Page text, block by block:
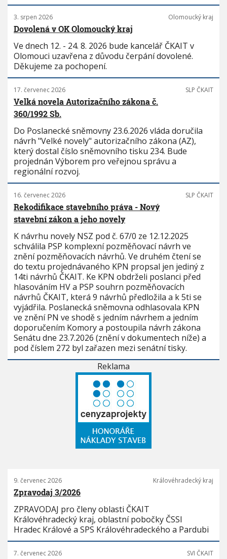
3. srpen 2026 Olomoucký kraj
Dovolená v OK Olomoucký kraj
Ve dnech 12. - 24. 8. 2026 bude kancelář ČKAIT v
Olomouci uzavřena z důvodu čerpání dovolené.
Děkujeme za pochopení.
17. červenec 2026 SLP ČKAIT
Velká novela Autorizačního zákona č.
360/1992 Sb.
Do Poslanecké sněmovny 23.6.2026 vláda doručila
návrh "Velké novely" autorizačního zákona (AZ),
který dostal číslo sněmovního tisku 234. Bude
projednán Výborem pro veřejnou správu a
regionální rozvoj.
16. červenec 2026 SLP ČKAIT
Rekodifikace stavebního práva - Nový
stavební zákon a jeho novely
K návrhu novely NSZ pod č. 67/0 ze 12.12.2025
schválila PSP komplexní pozměňovací návrh ve
znění pozměňovacích návrhů. Ve druhém čtení se
do textu projednávaného KPN propsal jen jediný z
14ti návrhů ČKAIT. Ke KPN obdrželi poslanci před
hlasováním HV a PSP souhrn pozměňovacích
návrhů ČKAIT, která 9 návrhů předložila a k 5ti se
vyjádřila. Poslanecká sněmovna odhlasovala KPN
ve znění PN ve shodě s jedním návrhem a jedním
doporučením Komory a postoupila návrh zákona
Senátu dne 23.7.2026 (znění v dokumentech níže) a
pod číslem 272 byl zařazen mezi senátní tisky.
Reklama
9. červenec 2026 Královéhradecký kraj
Zpravodaj 3/2026
ZPRAVODAJ pro členy oblasti ČKAIT
Královéhradecký kraj, oblastní pobočky ČSSI
Hradec Králové a SPS Královéhradeckého a Pardubi
7. červenec 2026 SVI ČKAIT